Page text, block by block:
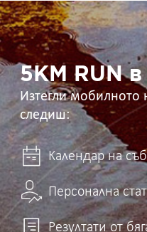
5KM
RUN
в
ръцете
ти 5KM RUN
Изтегли
следиш:
Календар на
Персонална
Резултати от